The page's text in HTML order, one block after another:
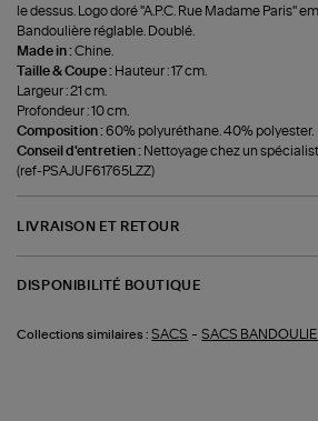
le dessus. Logo doré ''A.P.C. Rue Madame Paris''
Bandoulière réglable. Doublé.
Made in :Chine.
Taille & Coupe : Hauteur : 17 cm.
Largeur : 21 cm.
Profondeur : 10 cm.
Composition :60% polyuréthane. 40% polyester.
Conseil d'entretien : Nettoyage chez un
(ref-PSAJUF61765LZZ)
LIVRAISON ET RETOUR
DISPONIBILITÉ BOUTIQUE
Collections similaires : SACS -SACS